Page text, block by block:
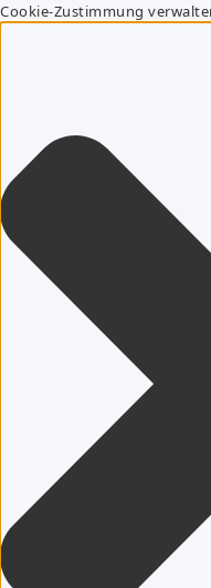
Cookie-Zustimmung